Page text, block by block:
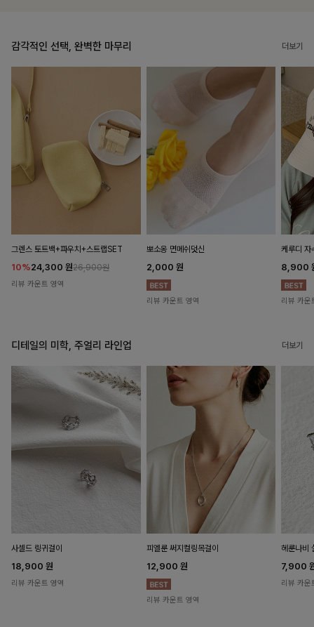
감각적인 선택, 완벽한 마무리 더보기
그렌스 토트백+파우치+스트랩SET
10%24,300 원26,900원
리뷰 카운트 영역
뽀소옹 면메쉬덧신
2,000 원
리뷰 카운트 영역
케루디 자
8,900
리뷰 카운
디테일의 미학, 주얼리 라인업 더보기
사셀드 링귀걸이
18,900 원
리뷰 카운트 영역
피엘룬 써지컬링목걸이
12,900 원
리뷰 카운트 영역
헤룬나비
7,900
리뷰 카운